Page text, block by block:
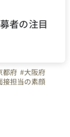
者の注目
都府 #大阪府
接担当の素顔